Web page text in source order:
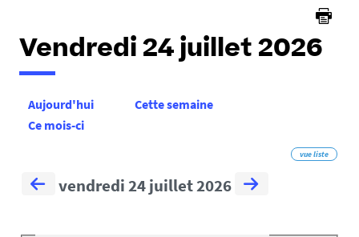
Vendredi 24 juillet 2026
Aujourd'hui
Cette semaine
Ce mois-ci
vue liste
vendredi 24 juillet 2026